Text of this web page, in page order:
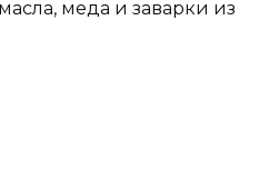
меда и заварки из